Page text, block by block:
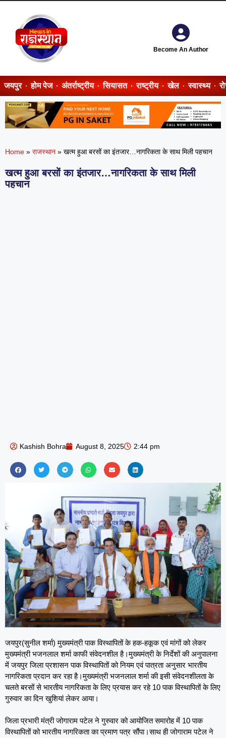
Become An Author
जयपुर होम पेज अंतर्राष्ट्रीय सियासत राष्ट्रीय खेल स्वास्थ्य
Home » राजस्थान » खत्म हुआ बरसों का इंतजार…नागरिकता के साथ मिली पहचान
खत्म हुआ बरसों का इंतजार…नागरिकता के साथ मिली
पहचान
Kashish Bohra August 8, 2025 2:44 pm
जयपुर(सुनील शर्मा) मुख्यमंत्री पाक विस्थापितों के हक-हकूक एवं मांगों को लेकर
मुख्यमंत्री भजनलाल शर्मा काफी संवेदनशील है।मुख्यमंत्री के निर्देशों की अनुपालना
में जयपुर जिला प्रशासन पाक विस्थापितों को नियम एवं पात्रता अनुसार भारतीय
नागरिकता प्रदान कर रहा है।मुख्यमंत्री भजनलाल शर्मा की इसी संवेदनशीलता के
चलते बरसों से भारतीय नागरिकता के लिए प्रयास कर रहे 10 पाक विस्थापितों के लिए
गुरुवार का दिन खुशियां लेकर आया।
जिला प्रभारी मंत्री जोगाराम पटेल ने गुरुवार को आयोजित समारोह में 10 पाक
विस्थापितों को भारतीय नागरिकता का प्रमाण पत्र सौंपा।साथ ही जोगाराम पटेल ने